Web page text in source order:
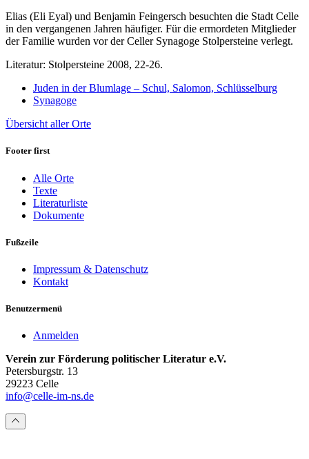
Elias (Eli Eyal) und Benjamin Feingersch besuchten die Stadt Celle
in den vergangenen Jahren häufiger. Für die ermordeten Mitglieder
der Familie wurden vor der Celler Synagoge Stolpersteine verlegt.
Literatur: Stolpersteine 2008, 22-26.
Juden in der Blumlage – Schul, Salomon, Schlüsselburg
Synagoge
Übersicht aller Orte
Footer first
Alle Orte
Texte
Literaturliste
Dokumente
Fußzeile
Impressum & Datenschutz
Kontakt
Benutzermenü
Anmelden
Verein zur Förderung politischer Literatur e.V.
Petersburgstr. 13
29223 Celle
info@celle-im-ns.de